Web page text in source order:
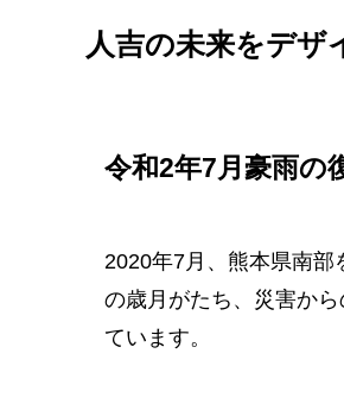
人吉の未来をデザ
令和2年7月豪雨の
2020年7月、熊本県南
の歳月がたち、災害か
ています。